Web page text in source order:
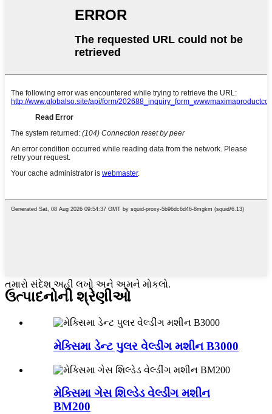
તમારો સંદેશ અહીં લખો અને અમને મોકલો.
ઉત્પાદનોની શ્રેણીઓ
મેક્સિમા ડેન્ટ પુલર વેલ્ડીંગ મશીન B3000
મેક્સિમા ગેસ શિલ્ડેડ વેલ્ડીંગ મશીન
BM200